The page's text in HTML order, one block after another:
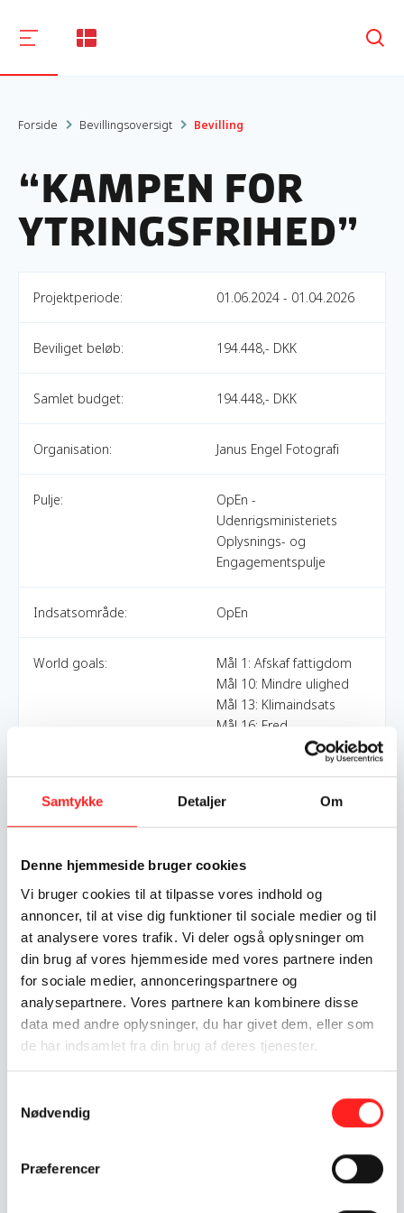
Samtykke Detaljer Om
Denne hjemmeside bruger cookies
Vi bruger cookies til at tilpasse vores indhold og
annoncer, til at vise dig funktioner til sociale medier og til
at analysere vores trafik. Vi deler også oplysninger om
din brug af vores hjemmeside med vores partnere inden
for sociale medier, annonceringspartnere og
analysepartnere. Vores partnere kan kombinere disse
data med andre oplysninger, du har givet dem, eller som
de har indsamlet fra din brug af deres tjenester.
Nødvendig
Præferencer
Søg
Forside Bevillingsoversigt Bevilling
“Kampen for
ytringsfrihed”
Projektperiode: 01.06.2024 - 01.04.2026
Beviliget beløb: 194.448,- DKK
Samlet budget: 194.448,- DKK
Organisation: Janus Engel Fotografi
Pulje:
OpEn -
Udenrigsministeriets
Oplysnings- og
Engagementspulje
Indsatsområde: OpEn
World goals:
Mål 1: Afskaf fattigdom
Mål 10: Mindre ulighed
Mål 13: Klimaindsats
Mål 16: Fred,
retfærdighed og stærke
Resume
"Kampen for ytringsfrihed" er et dokumentarisk
undervisningsmateriale, der med udgangspunkt i Egypten
engagerer udskolingen i Danmark i konsekvenserne af den
voksende begrænsning af ytrings- og pressefrihed i især
udviklingslande i de arabiske lande, med perspektiver til
udviklingslande i hele verden. Produktet består af en
dokumentarfilm på tyve minutter samt artikler, der blandt
andet kæder temaet sammen med FN’s Verdensmål. Det er
journalister og fotojournalister, som forsøger at dække brud
på fx menneskerettigheder. Hvordan vender vi udviklingen?
retssikkerhed og adgang til information, men beskæftiger sig
også direkte eller indirekte med øvrige verdensmål. Udvikles
af prisvindende dokumentarister med stor erfaring med